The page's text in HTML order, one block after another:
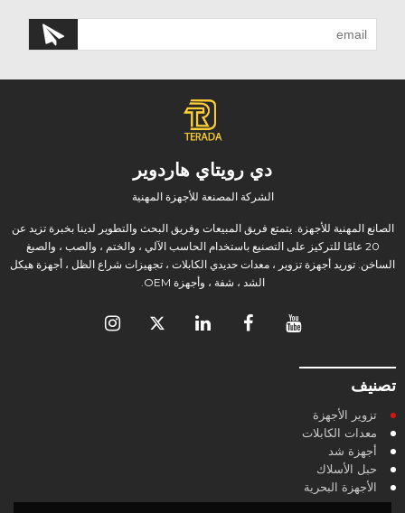
دي رويتاي هاردوير
الشركة المصنعة للأجهزة المهنية
الصانع المهنية للأجهزة. يتمتع فريق المبيعات وفريق البحث والتطوير لدينا بخبرة تزيد عن
20 عامًا للتركيز على التصنيع باستخدام الحاسب الآلي ، والختم ، والصب ، والصبغ
الساخن. توريد أجهزة تزوير ، معدات حديدي الكابلات ، تجهيزات شراع الظل ، أجهزة هيكل
الشد ، شفة ، وأجهزة OEM.
تصنيف
تزوير الأجهزة
معدات الكابلات
أجهزة شد
حبل الأسلاك
الأجهزة البحرية